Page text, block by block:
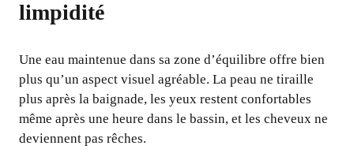
limpidité
Une eau maintenue dans sa zone d’équilibre offre bien
plus qu’un aspect visuel agréable. La peau ne tiraille
plus après la baignade, les yeux restent confortables
même après une heure dans le bassin, et les cheveux ne
deviennent pas rêches.